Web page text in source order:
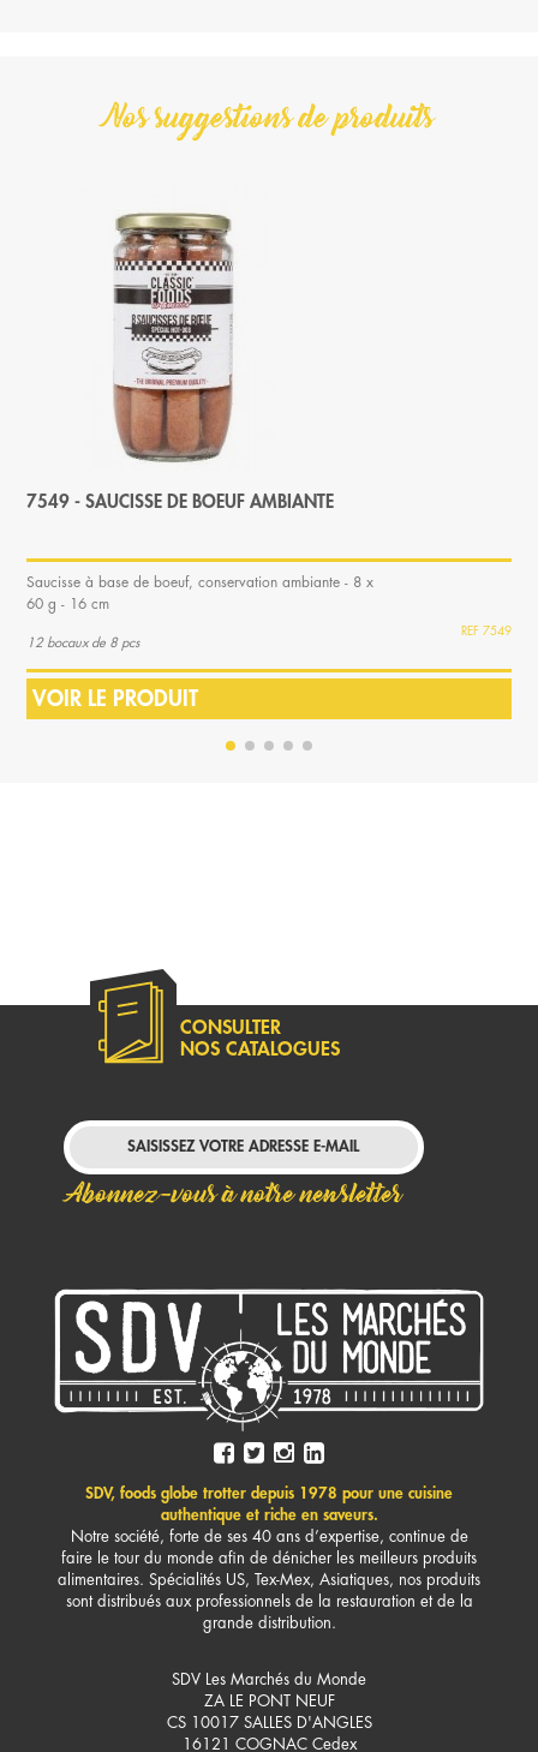
Nos suggestions de produits
7549 - SAUCISSE DE BOEUF AMBIANTE
Saucisse à base de boeuf, conservation ambiante - 8 x
60 g - 16 cm
12 bocaux de 8 pcs
7549
VOIR LE PRODUIT
CONSULTER
NOS CATALOGUES
Abonnez-vous à notre newsletter
SDV, foods globe trotter depuis 1978 pour une cuisine
authentique et riche en saveurs.
Notre société, forte de ses 40 ans d’expertise, continue de
faire le tour du monde afin de dénicher les meilleurs produits
alimentaires. Spécialités US, Tex-Mex, Asiatiques, nos produits
sont distribués aux professionnels de la restauration et de la
grande distribution.
SDV Les Marchés du Monde
ZA LE PONT NEUF
CS 10017 SALLES D'ANGLES
16121
COGNAC Cedex